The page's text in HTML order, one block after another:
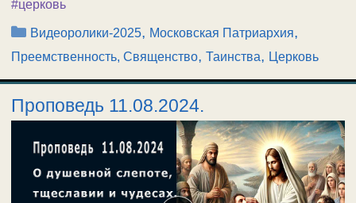
#церковь
Рубрики
Видеоролики-2025, Московская Патриархия,
Преемственность, Священство, Таинства, Церковь
Проповедь 11.08.2024.